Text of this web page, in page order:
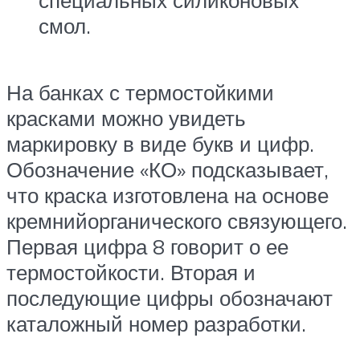
смол.
На банках с термостойкими
красками можно увидеть
маркировку в виде букв и цифр.
Обозначение «КО» подсказывает,
что краска изготовлена на основе
кремнийорганического связующего.
Первая цифра 8 говорит о ее
термостойкости. Вторая и
последующие цифры обозначают
каталожный номер разработки.